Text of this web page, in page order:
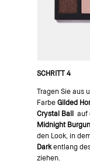
SCHRITT 4
Tragen Sie aus
Farbe Gilded
Crystal Ballauf
Midnight
den Look, in
Darkentlang
ziehen.